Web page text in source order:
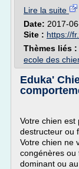
Lire la suite
Date: 2017-
Site : https://
Thèmes liés :
ecole des
Eduka'
Votre chien est
destructeur ou
Votre chien ne
congénères ou
dominant ou